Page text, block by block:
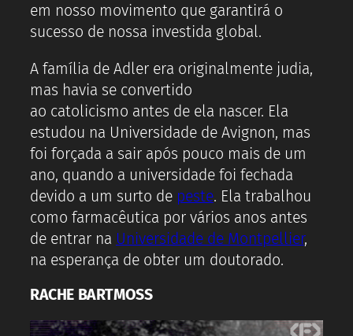
em nosso movimento que garantirá o
sucesso de nossa investida global.
A família de Adler era originalmente judia,
mas havia se convertido
ao catolicismo antes de ela nascer. Ela
estudou na Universidade de Avignon, mas
foi forçada a sair após pouco mais de um
ano, quando a universidade foi fechada
devido a um surto de peste. Ela trabalhou
como farmacêutica por vários anos antes
de entrar na Universidade de Montpellier,
na esperança de obter um doutorado.
RACHE BARTMOSS